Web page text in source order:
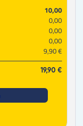
10,00
0,00
0,00
0,00
9,90 €
19,90 €